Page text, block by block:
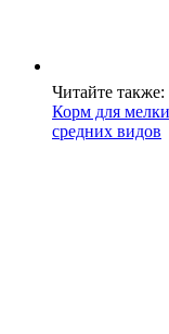
Читайте также:
Корм для
средних видов